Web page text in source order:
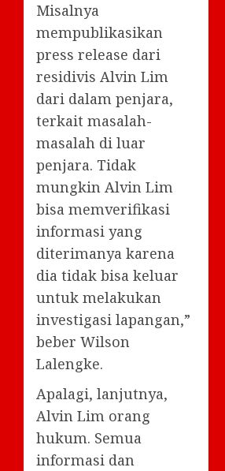
Misalnya
mempublikasikan
press release dari
residivis Alvin Lim
dari dalam penjara,
terkait masalah-
masalah di luar
penjara. Tidak
mungkin Alvin Lim
bisa memverifikasi
informasi yang
diterimanya karena
dia tidak bisa keluar
untuk melakukan
investigasi lapangan,”
beber Wilson
Lalengke.
Apalagi, lanjutnya,
Alvin Lim orang
hukum. Semua
informasi dan